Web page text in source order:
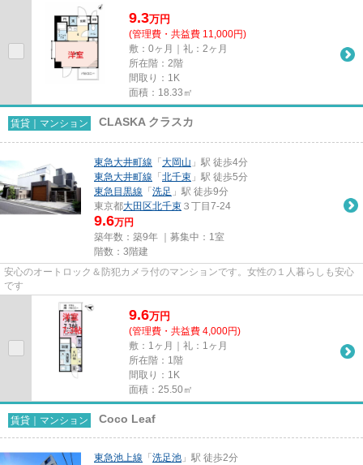
9.3万円
(管理費・共益費 11,000円)
敷：0ヶ月｜礼：2ヶ月
所在階：2階
間取り：1K
面積：18.33㎡
賃貸｜マンション CLASKA クラスカ
東急大井町線 「 大岡山 」駅 徒歩4分
東急大井町線 「 北千束 」駅 徒歩5分
東急目黒線 「 洗足 」駅 徒歩9分
東京都大田区北千束 ３丁目7-24
9.6万円
築年数：築9年 ｜募集中： 1室
階数：3階建
安心のオートロック＆防犯カメラ付のマンションです。女性の１人暮らしも安心
です
9.6万円
(管理費・共益費 4,000円)
敷：1ヶ月｜礼：1ヶ月
所在階：1階
間取り：1K
面積：25.50㎡
賃貸｜マンション Coco Leaf
東急池上線 「 洗足池 」駅 徒歩2分